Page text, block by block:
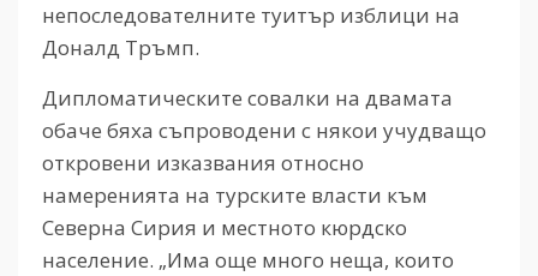
непоследователните туитър изблици на
Доналд Тръмп.
Дипломатическите совалки на двамата
обаче бяха съпроводени с някои учудващо
откровени изказвания относно
намеренията на турските власти към
Северна Сирия и местното кюрдско
население. „Има още много неща, които